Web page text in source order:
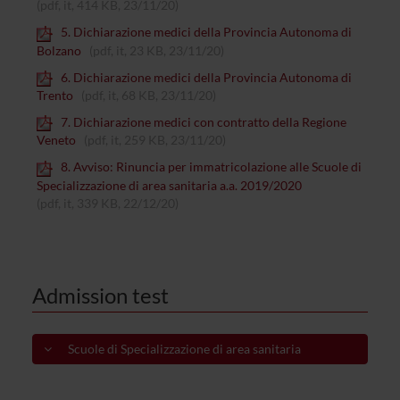
5. Dichiarazione medici della Provincia Autonoma di
Bolzano
6. Dichiarazione medici della Provincia Autonoma di
Trento
7. Dichiarazione medici con contratto della Regione
Veneto
8. Avviso: Rinuncia per immatricolazione alle Scuole di
Specializzazione di area sanitaria a.a. 2019/2020
Admission test
Scuole di Specializzazione di area sanitaria